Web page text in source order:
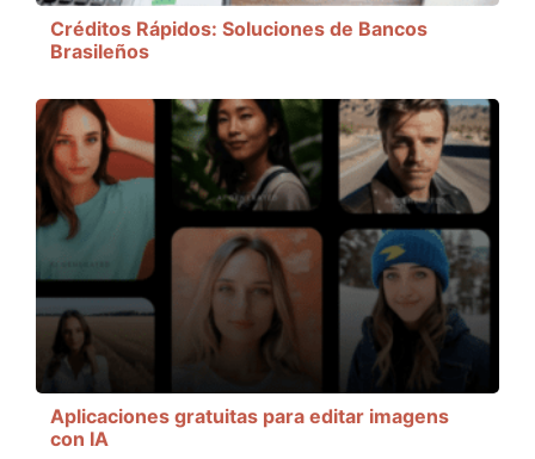
Créditos Rápidos: Soluciones de Bancos
Brasileños
Aplicaciones gratuitas para editar imagens
con IA